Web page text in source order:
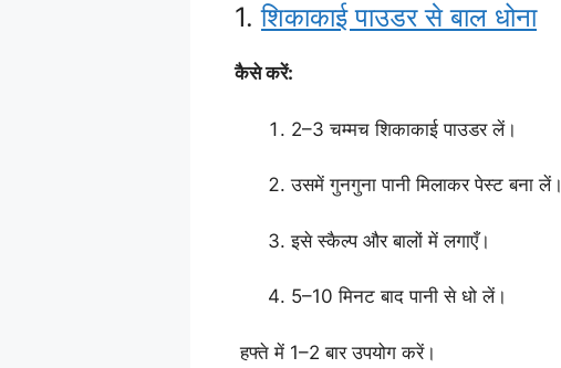
1.शिकाकाई पाउडर से बाल धोना
कैसे करें:
2–3 चम्मच शिकाकाई पाउडर लें।
उसमें गुनगुना पानी मिलाकर पेस्ट बना लें।
इसे स्कैल्प और बालों में लगाएँ।
5–10 मिनट बाद पानी से धो लें।
हफ्ते में 1–2 बार उपयोग करें।